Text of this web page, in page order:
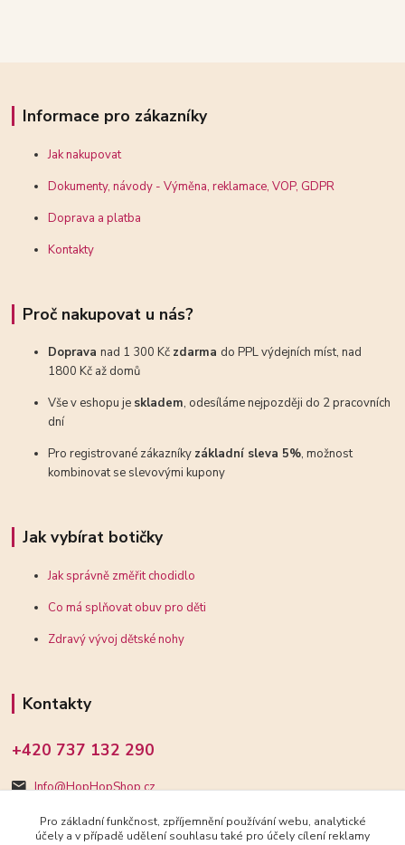
Informace pro zákazníky
Jak nakupovat
Dokumenty, návody - Výměna, reklamace, VOP, GDPR
Doprava a platba
Kontakty
Proč nakupovat u nás?
Dopravanad 1 300 Kč zdarma do PPL výdejních míst, nad
1800 Kč až domů
Vše v eshopu je skladem, odesíláme nejpozději do 2 pracovních
dní
Pro registrované zákazníky základní sleva 5%, možnost
kombinovat se slevovými kupony
Jak vybírat botičky
Jak správně změřit chodidlo
Co má splňovat obuv pro děti
Zdravý vývoj dětské nohy
Kontakty
+420 737 132 290
Info@HopHopShop.cz
Pro základní funkčnost, zpříjemnění používání webu, analytické
účely a v případě udělení souhlasu také pro účely cílení reklamy